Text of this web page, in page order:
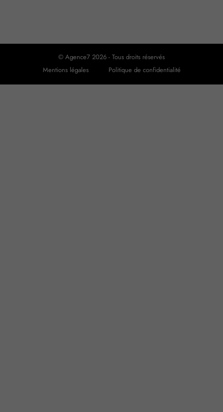
© Agence7 2026 - Tous droits réservés
Mentions légales
Politique de confidentialité